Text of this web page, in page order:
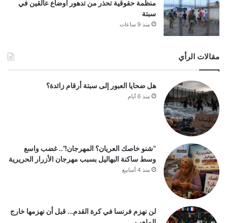
منظمة حقوقية تحذر من تدهور أوضاع عالقين في
سبتة
منذ 9 ساعات
مقالات الرأي
هل ضحايا العبور إلى سبتة أرقام زائدة؟
منذ 6 أيام
“شنو خاصك العريان؟ المهرجان!”.. غضب واسع
وسط ساكنة البهاليل بسبب مهرجان الأزرار الحريرية
منذ 4 أسابيع
لن نهزم فرنسا في كرة القدم… قبل أن نهزمها خارج